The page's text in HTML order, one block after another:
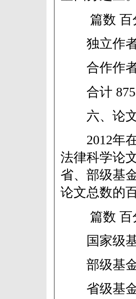
篇数 百
独立作者
合作作者
合计 875
六、论文
2012年在
法律科学论
省、部级基
论文总数的
篇数 百
国家级基
部级基金
省级基金